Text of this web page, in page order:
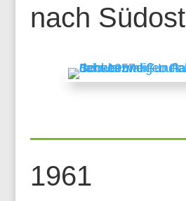
nach Südost
1961